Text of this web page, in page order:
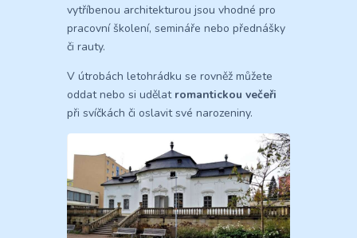
vytříbenou architekturou jsou vhodné pro
pracovní školení, semináře nebo přednášky
či rauty.
V útrobách letohrádku se rovněž můžete
oddat nebo si udělat romantickou večeři
při svíčkách či oslavit své narozeniny.